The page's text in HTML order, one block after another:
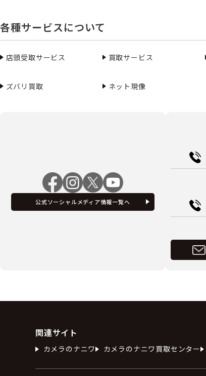
各種サービスについて
店頭受取サービス 買取サービス
ズバリ買取 ネット現像
公式ソーシャルメディア情報一覧へ
関連サイト
カメラのナニワ カメラのナニワ買取センター